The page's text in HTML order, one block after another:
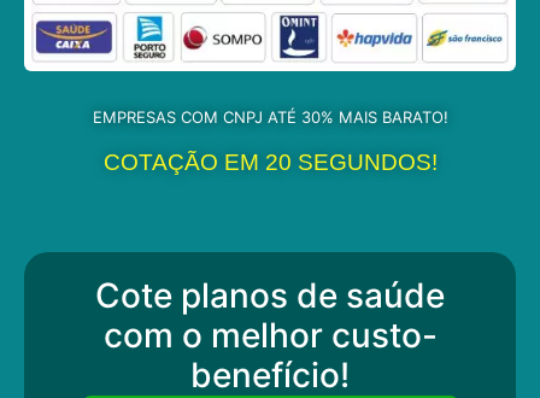
EMPRESAS COM CNPJ ATÉ 30% MAIS BARATO!
COTAÇÃO EM 20 SEGUNDOS!
Cote planos de saúde
com o melhor custo-
benefício!